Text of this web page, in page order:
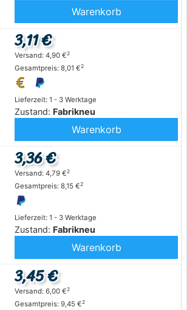
Warenkorb
Lieferzeit: 1 - 3 Werktage
Zustand: Fabrikneu
3,11 €
Versand: 4,90 €2
Gesamtpreis: 8,01 €2
Warenkorb
Lieferzeit: 1 - 3 Werktage
Zustand: Fabrikneu
3,36 €
Versand: 4,79 €2
Gesamtpreis: 8,15 €2
Warenkorb
3,45 €
Versand: 6,00 €2
Gesamtpreis: 9,45 €2